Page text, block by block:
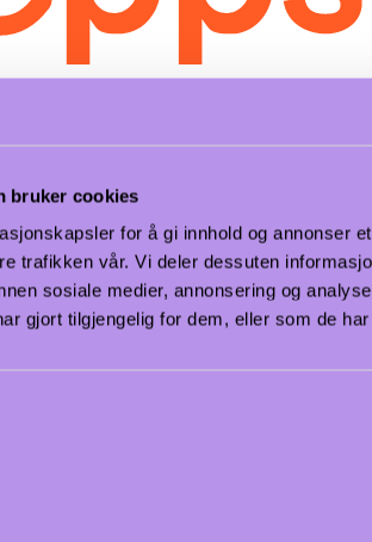
bruker cookies
for å gi innhold og annonser
trafikken vår. Vi deler dessuten
sosiale medier, annonsering og
gjort tilgjengelig for dem, eller som de
Spesifikasjoner
Dokumentasjon
med avløpskran er et moderne apparat
av stekt snacks. Profi Line
18/0 rustfritt stål.
med en ekstra sikkerhetsfunksjon som
når den fjernes.
langt, kjølig håndtak for intensiv bruk.